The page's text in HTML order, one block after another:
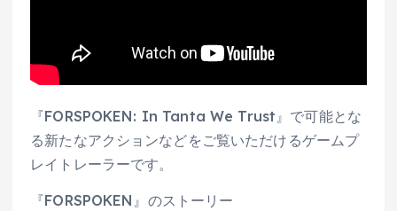
『FORSPOKEN: In Tanta We Trust』で可能とな
る新たなアクションなどをご覧いただけるゲームプ
レイトレーラーです。
『FORSPOKEN』のストーリー